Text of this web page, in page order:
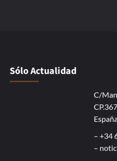
Sólo Actualidad
C/
– +34
–